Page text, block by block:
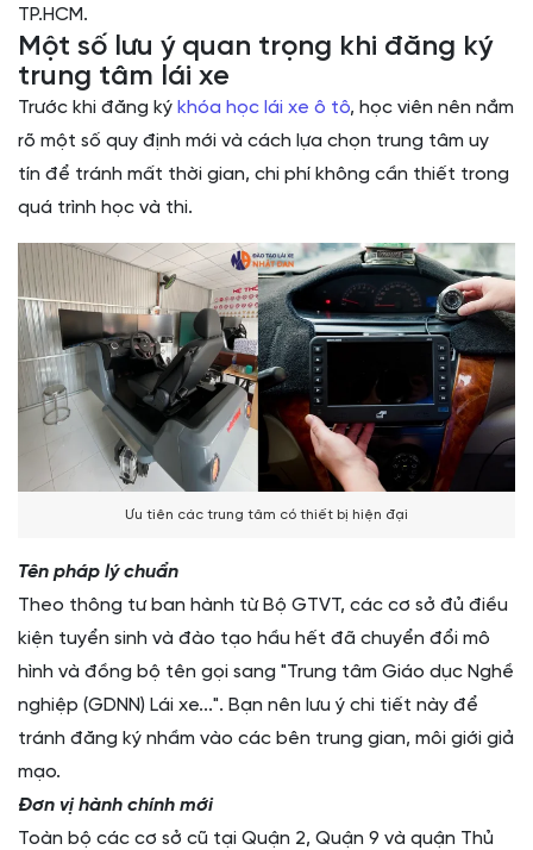
TP.HCM.
Một số lưu ý quan trọng khi đăng ký
trung tâm lái xe
Trước khi đăng ký khóa học lái xe ô tô, học viên nên nắm
rõ một số quy định mới và cách lựa chọn trung tâm uy
tín để tránh mất thời gian, chi phí không cần thiết trong
quá trình học và thi.
Ưu tiên các trung tâm có thiết bị hiện đại
Tên pháp lý chuẩn
Theo thông tư ban hành từ Bộ GTVT, các cơ sở đủ điều
kiện tuyển sinh và đào tạo hầu hết đã chuyển đổi mô
hình và đồng bộ tên gọi sang "Trung tâm Giáo dục Nghề
nghiệp (GDNN) Lái xe...". Bạn nên lưu ý chi tiết này để
tránh đăng ký nhầm vào các bên trung gian, môi giới giả
mạo.
Đơn vị hành chính mới
Toàn bộ các cơ sở cũ tại Quận 2, Quận 9 và quận Thủ